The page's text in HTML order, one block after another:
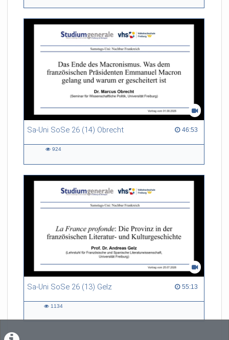
Sa-Uni SoSe 26 (14) Obrecht 46:53
46:53 duration
924
Sa-Uni SoSe 26 (13) Gelz 55:13
55:13 duration
1134